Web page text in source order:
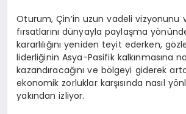
Oturum, Çin’in uzun vadeli vizyonunu
fırsatlarını dünyayla paylaşma
kararlılığını yeniden teyit ederken,
liderliğinin Asya-Pasifik kalkınmasına
kazandıracağını ve bölgeyi giderek
ekonomik zorluklar karşısında nasıl
yakından izliyor.